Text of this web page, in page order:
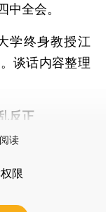
中全会。
终身教授江
谈话内容整理
反正
读
限